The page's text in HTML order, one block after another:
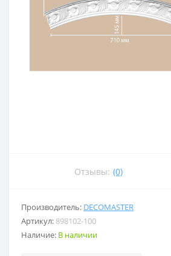
Отзывы: (0)
Производитель: DECOMASTER
Артикул: 898102-100
Наличие: В наличии